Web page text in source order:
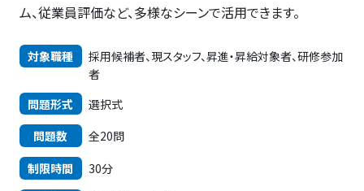
ム、従業員評価など、多様なシーンで活用できます。
対象職種
採用候補者、現スタッフ、昇進・昇給対象者、研修参加
者
問題形式
選択式
問題数
全20問
制限時間
30分